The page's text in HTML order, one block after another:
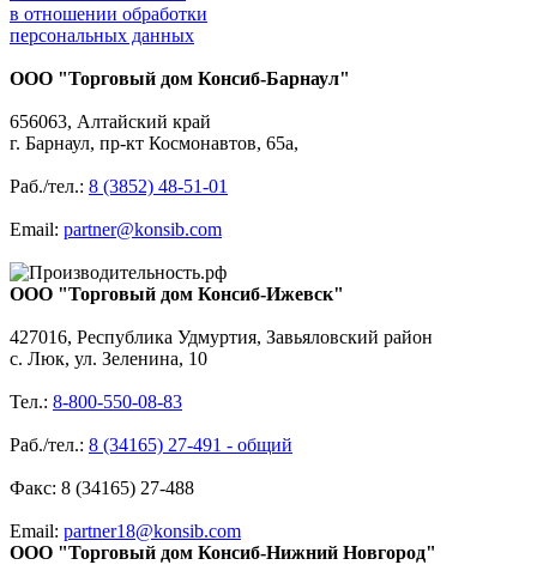
в отношении обработки
персональных данных
ООО "Торговый дом Консиб-Барнаул"
656063, Алтайский край
г. Барнаул, пр-кт Космонавтов, 65а,
Раб./тел.: 8 (3852) 48-51-01
Email: partner@konsib.com
ООО "Торговый дом Консиб-Ижевск"
427016, Республика Удмуртия, Завьяловский район
с. Люк, ул. Зеленина, 10
Тел.: 8-800-550-08-83
Раб./тел.: 8 (34165) 27-491 - общий
Факс: 8 (34165) 27-488
Email: partner18@konsib.com
ООО "Торговый дом Консиб-Нижний Новгород"